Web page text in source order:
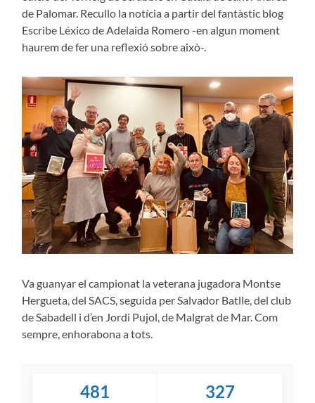
de Palomar. Recullo la notícia a partir del fantàstic blog
Escribe Léxico de Adelaida Romero -en algun moment
haurem de fer una reflexió sobre això-.
Va guanyar el campionat la veterana jugadora Montse
Hergueta, del SACS, seguida per Salvador Batlle, del club
de Sabadell i d’en Jordi Pujol, de Malgrat de Mar. Com
sempre, enhorabona a tots.
481 327